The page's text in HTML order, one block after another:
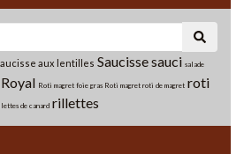
aux lentilles Saucissesauci salade
Royal Roti magret foie gras Roti magret roti de magret roti
de canard rillettes